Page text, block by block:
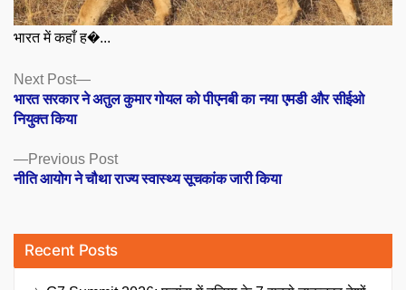
भारत में कहाँ ह�...
Posts
navigation
Previous PostPrevious
post:
नीति आयोग ने चौथा राज्य स्वास्थ्य सूचकांक जारी किया
Next Post
Next
post:
भारत सरकार ने अतुल कुमार गोयल को पीएनबी का नया एमडी और सीईओ
नियुक्त किया
Recent Posts